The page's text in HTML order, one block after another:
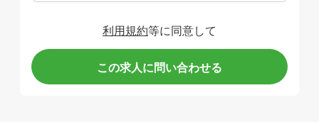
利用規約等に同意して
この求人に問い合わせる